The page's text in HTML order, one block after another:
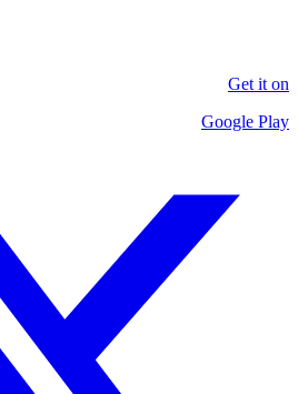
Get it on
Google Play